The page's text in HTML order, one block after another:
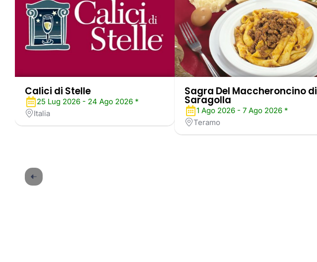
Calici di Stelle
25 Lug 2026 - 24 Ago 2026 *
Italia
Sagra Del Maccheroncino di
Saragolla
1 Ago 2026 - 7 Ago 2026 *
Teramo